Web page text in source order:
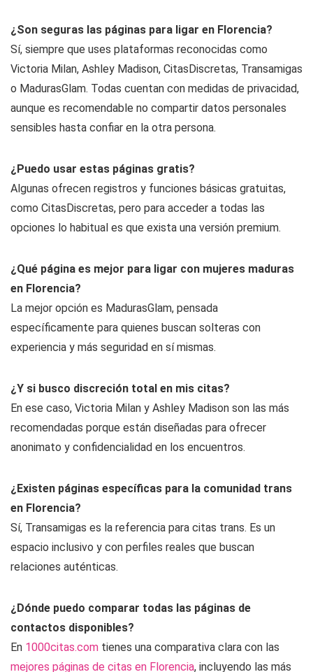
¿Son seguras las páginas para ligar en Florencia?
Sí, siempre que uses plataformas reconocidas como
Victoria Milan, Ashley Madison, CitasDiscretas, Transamigas
o MadurasGlam. Todas cuentan con medidas de privacidad,
aunque es recomendable no compartir datos personales
sensibles hasta confiar en la otra persona.
¿Puedo usar estas páginas gratis?
Algunas ofrecen registros y funciones básicas gratuitas,
como CitasDiscretas, pero para acceder a todas las
opciones lo habitual es que exista una versión premium.
¿Qué página es mejor para ligar con mujeres maduras
en Florencia?
La mejor opción es MadurasGlam, pensada
específicamente para quienes buscan solteras con
experiencia y más seguridad en sí mismas.
¿Y si busco discreción total en mis citas?
En ese caso, Victoria Milan y Ashley Madison son las más
recomendadas porque están diseñadas para ofrecer
anonimato y confidencialidad en los encuentros.
¿Existen páginas específicas para la comunidad trans
en Florencia?
Sí, Transamigas es la referencia para citas trans. Es un
espacio inclusivo y con perfiles reales que buscan
relaciones auténticas.
¿Dónde puedo comparar todas las páginas de
contactos disponibles?
En 1000citas.com tienes una comparativa clara con las
mejores páginas de citas en Florencia, incluyendo las más